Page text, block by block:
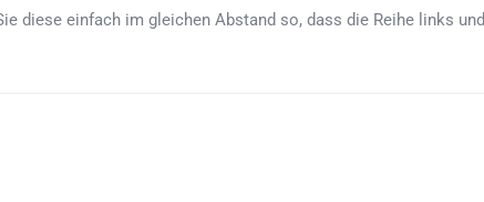
diese einfach im gleichen Abstand so, dass die Reihe links